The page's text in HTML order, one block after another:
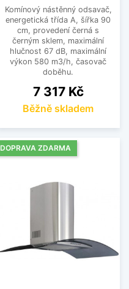
Komínový nástěnný odsavač,
energetická třída A, šířka 90
cm, provedení černá s
černým sklem, maximální
hlučnost 67 dB, maximální
výkon 580 m3/h, časovač
doběhu.
Cena
7 317 Kč
Běžně skladem
DOPRAVA ZDARMA